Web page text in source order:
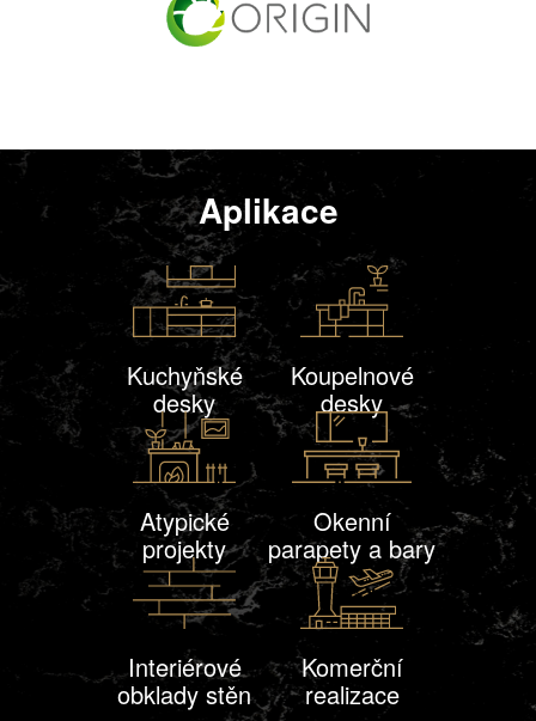
Aplikace
Kuchyňské
desky
Koupelnové
desky
Atypické
projekty
Okenní
parapety a bary
Interiérové
obklady stěn
Komerční
realizace